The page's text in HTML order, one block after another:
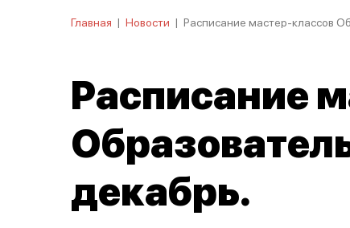
Главная | Новости | Расписание мастер-классов
Расписание
декабрь.